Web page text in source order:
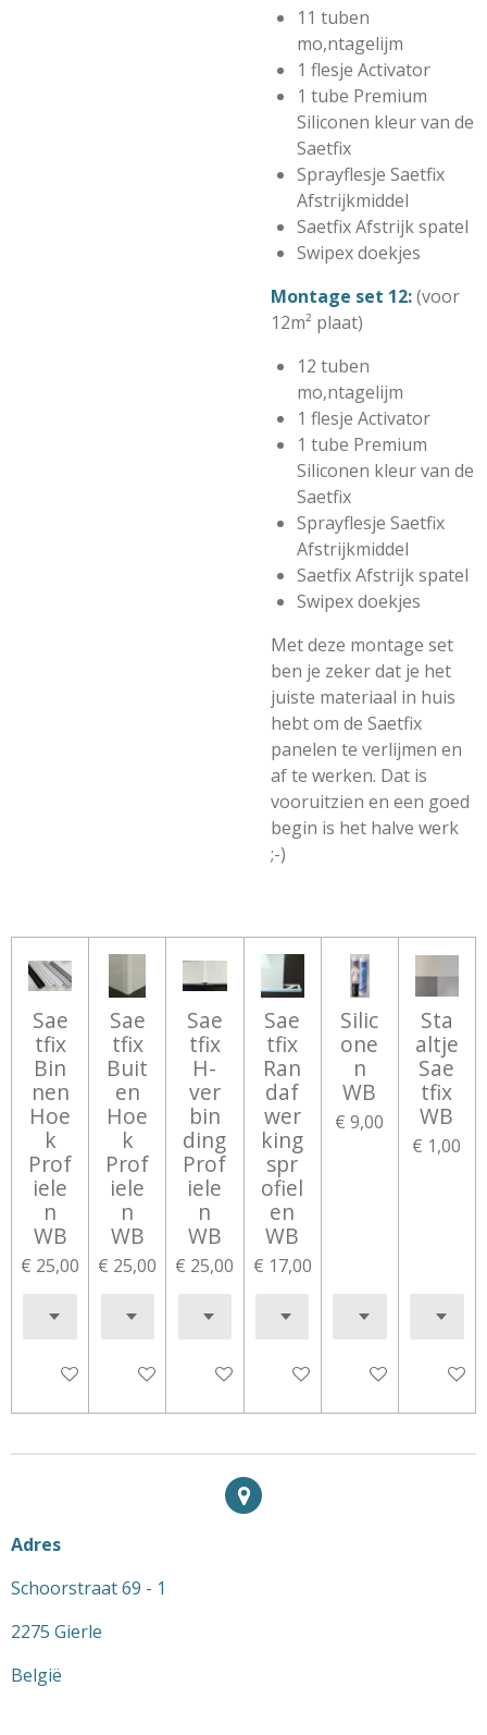
11 tuben
mo,ntagelijm
1 flesje Activator
1 tube Premium
Siliconen kleur van de
Saetfix
Sprayflesje Saetfix
Afstrijkmiddel
Saetfix Afstrijk spatel
Swipex doekjes
Montage set 12:(voor
12m² plaat)
12 tuben
mo,ntagelijm
1 flesje Activator
1 tube Premium
Siliconen kleur van de
Saetfix
Sprayflesje Saetfix
Afstrijkmiddel
Saetfix Afstrijk spatel
Swipex doekjes
Met deze montage set
ben je zeker dat je het
juiste materiaal in huis
hebt om de Saetfix
panelen te verlijmen en
af te werken. Dat is
vooruitzien en een goed
begin is het halve werk
;-)
Sae
tfix
Bin
nen
Hoe
k
Prof
iele
n
WB
€ 25,00
In winkelwagen
Sae
tfix
Buit
en
Hoe
k
Prof
iele
n
WB
€ 25,00
In winkelwagen
Sae
tfix
H-
ver
bin
ding
Prof
iele
n
WB
€ 25,00
In winkelwagen
Sae
tfix
Ran
daf
wer
king
spr
ofiel
en
WB
€ 17,00
In winkelwagen
Silic
one
n
WB
€ 9,00
In winkelwagen
Sta
altje
Sae
tfix
WB
€ 1,00
In
Adres
Schoorstraat 69 - 1
2275 Gierle
België